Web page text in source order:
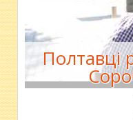
Полтавці